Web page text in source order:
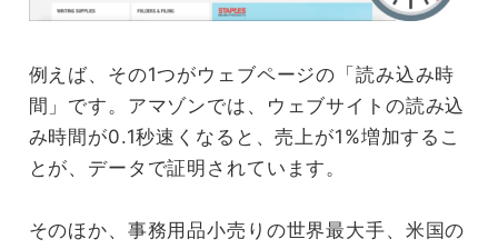
例えば、その1つがウェブページの「読み込み時
間」です。アマゾンでは、ウェブサイトの読み込
み時間が0.1秒速くなると、売上が1%増加するこ
とが、データで証明されています。
そのほか、事務用品小売りの世界最大手、米国の